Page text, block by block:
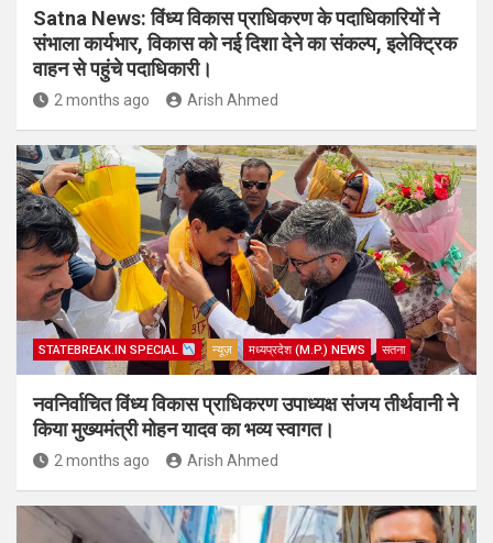
Satna News: विंध्य विकास प्राधिकरण के पदाधिकारियों ने
संभाला कार्यभार, विकास को नई दिशा देने का संकल्प, इलेक्ट्रिक
वाहन से पहुंचे पदाधिकारी।
2 months ago Arish Ahmed
STATEBREAK.IN SPECIAL न्यूज़ मध्यप्रदेश (M.P.) NEWS सतना
नवनिर्वाचित विंध्य विकास प्राधिकरण उपाध्यक्ष संजय तीर्थवानी ने
किया मुख्यमंत्री मोहन यादव का भव्य स्वागत।
2 months ago Arish Ahmed